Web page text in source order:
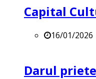
Capital
16/01/2026
Darul